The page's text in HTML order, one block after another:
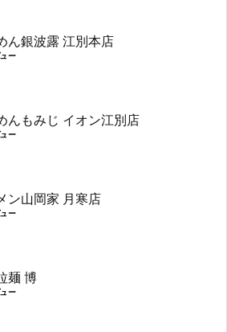
ん銀波露 江別本店
ー
んもみじ イオン江別店
ー
ン山岡家 月寒店
ー
麺 博
ー